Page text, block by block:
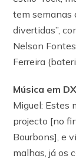
tem semanas
divertidas”,
Nelson
Ferreira
Música em
Miguel: Estes
projecto [no
Bourbons], e
malhas, já os